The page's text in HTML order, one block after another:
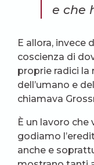
e che
E allora, invece
coscienza di
proprie radici la
dell’umano e
chiamava
È un lavoro che
godiamo
anche e